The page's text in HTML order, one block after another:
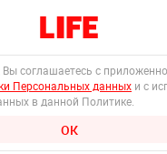
соглашаетесь с
Персональных данных и с
в данной Политике.
ОК